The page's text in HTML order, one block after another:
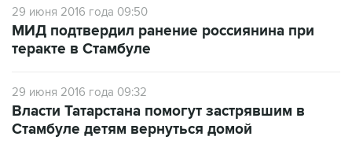
29 июня 2016 года 09:50
МИД подтвердил ранение россиянина при
теракте в Стамбуле
29 июня 2016 года 09:32
Власти Татарстана помогут застрявшим в
Стамбуле детям вернуться домой